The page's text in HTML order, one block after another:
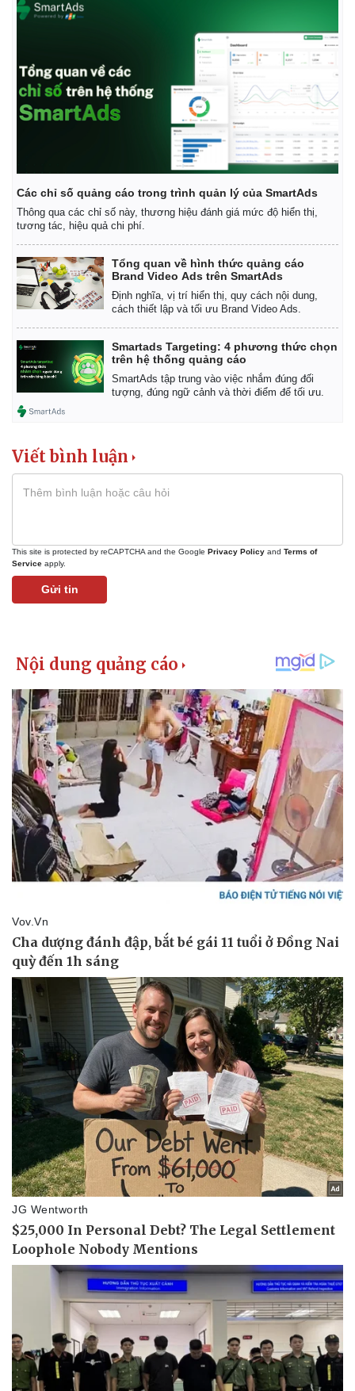
Pháp luật
Vụ án
Tin nóng
Tư vấn luật
Quân sự - Quốc phòng
Vũ khí
Việt Nam
Phân tích
Các chỉ số quảng cáo trong trình quản lý của SmartAds
Thông qua các chỉ số này, thương hiệu đánh giá mức độ hiển thị,
tương tác, hiệu quả chi phí.
Tổng quan về hình thức quảng cáo
Brand Video Ads trên SmartAds
Định nghĩa, vị trí hiển thị, quy cách nội dung,
cách thiết lập và tối ưu Brand Video Ads.
Smartads Targeting: 4 phương thức chọn
trên hệ thống quảng cáo
SmartAds tập trung vào việc nhắm đúng đối
tượng, đúng ngữ cảnh và thời điểm để tối ưu.
Viết bình luận
This site is protected by reCAPTCHA and the Google Privacy Policy and Terms of
Service apply.
Gửi tin